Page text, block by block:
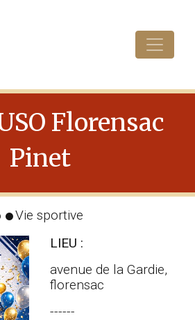
Florensac
Pinet
Vie sportive
LIEU :
avenue de la Gardie,
florensac
------